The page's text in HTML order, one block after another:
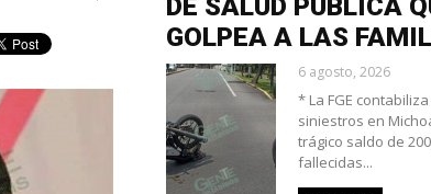
DE SALUD PÚBLICA
GOLPEA A LAS
6 agosto, 2026
* La FGE contabiliza
siniestros en
trágico saldo de
fallecidas...